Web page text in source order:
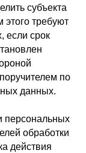
субъекта
требуют
если срок
по
данных.
персональных
обработки
действия